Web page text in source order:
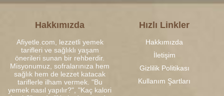
Hakkımızda
Afiyetle.com, lezzetli yemek
tarifleri ve sağlıklı yaşam
önerileri sunan bir rehberdir.
Misyonumuz, sofralarınıza hem
sağlık hem de lezzet katacak
tariflerle ilham vermek. "Bu
yemek nasıl yapılır?", "Kaç kalori
Hızlı Linkler
Hakkımızda
İletişim
Gizlilik Politikası
Kullanım Şartları